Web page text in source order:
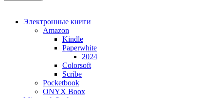
Электронные книги
Amazon
Kindle
Paperwhite
2024
Colorsoft
Scribe
Pocketbook
ONYX Boox